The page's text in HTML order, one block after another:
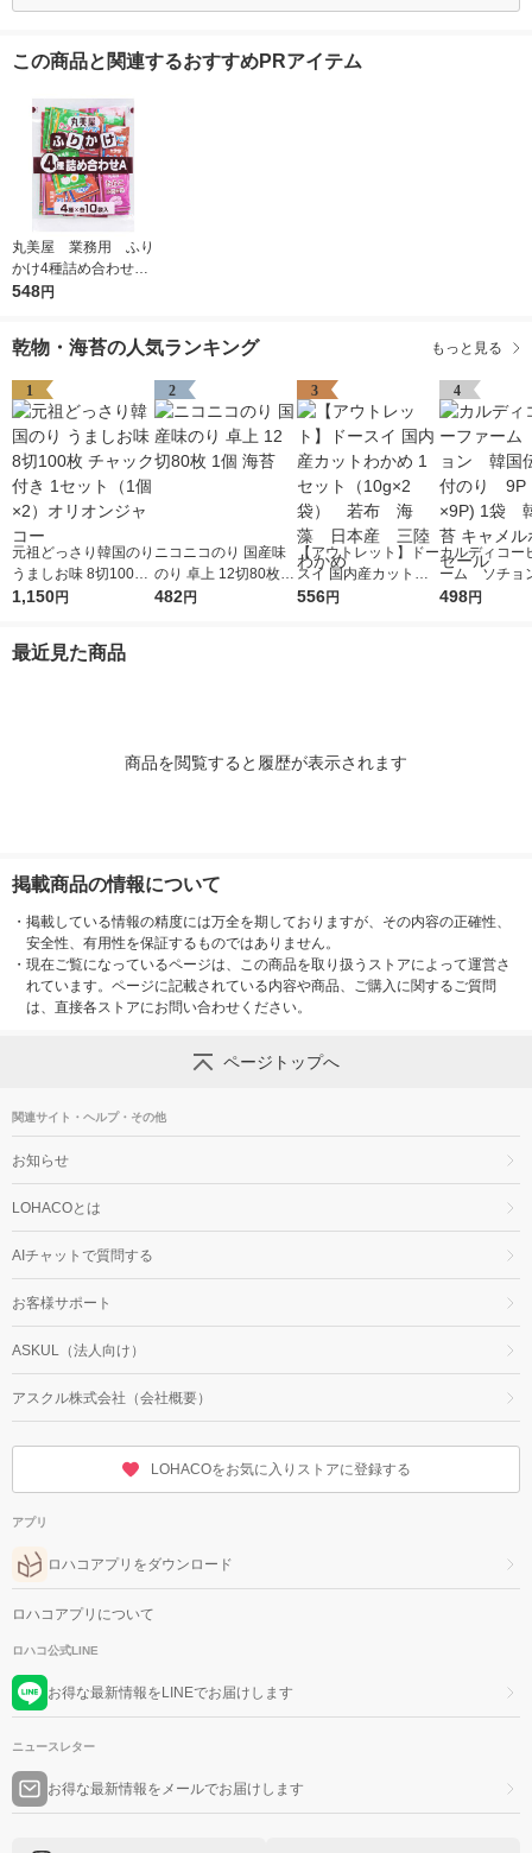
この商品と関連するおすすめPRアイテム
丸美屋 業務用 ふり
かけ4種詰め合わせ
1個（2.5g×40袋) 4
548円
乾物・海苔の人気ランキング もっと見る
1
元祖どっさり韓国のり
うましお味 8切100枚
チャック付き 1セット
1,150円
2
ニコニコのり 国産味
のり 卓上 12切80枚 1
個 海苔
482円
3
【アウトレット】ドー
スイ 国内産カットわ
かめ 1セット（10g×2
556円
4
カルディコー
ーム ソチョ
伝統味付の
498円
最近見た商品
商品を閲覧すると履歴が表示されます
掲載商品の情報について
・ 掲載している情報の精度には万全を期しておりますが、その内容の正確性、
安全性、有用性を保証するものではありません。
・ 現在ご覧になっているページは、この商品を取り扱うストアによって運営さ
れています。ページに記載されている内容や商品、ご購入に関するご質問
は、直接各ストアにお問い合わせください。
ページトップへ
関連サイト・ヘルプ・その他
お知らせ
LOHACOとは
AIチャットで質問する
お客様サポート
ASKUL（法人向け）
アスクル株式会社（会社概要）
LOHACOをお気に入りストアに登録する
アプリ
ロハコアプリをダウンロード
ロハコアプリについて
ロハコ公式LINE
お得な最新情報をLINEでお届けします
ニュースレター
お得な最新情報をメールでお届けします